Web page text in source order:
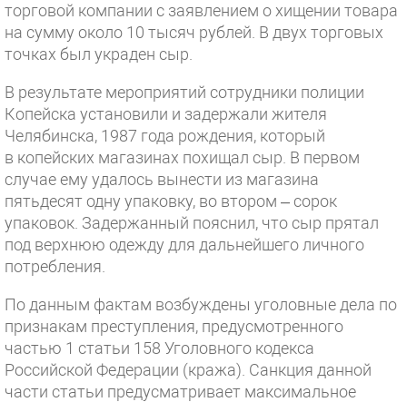
торговой компании с заявлением о хищении товара
на сумму около 10 тысяч рублей. В двух торговых
точках был украден сыр.
В результате мероприятий сотрудники полиции
Копейска установили и задержали жителя
Челябинска, 1987 года рождения, который
в копейских магазинах похищал сыр. В первом
случае ему удалось вынести из магазина
пятьдесят одну упаковку, во втором – сорок
упаковок. Задержанный пояснил, что сыр прятал
под верхнюю одежду для дальнейшего личного
потребления.
По данным фактам возбуждены уголовные дела по
признакам преступления, предусмотренного
частью 1 статьи 158 Уголовного кодекса
Российской Федерации (кража). Санкция данной
части статьи предусматривает максимальное